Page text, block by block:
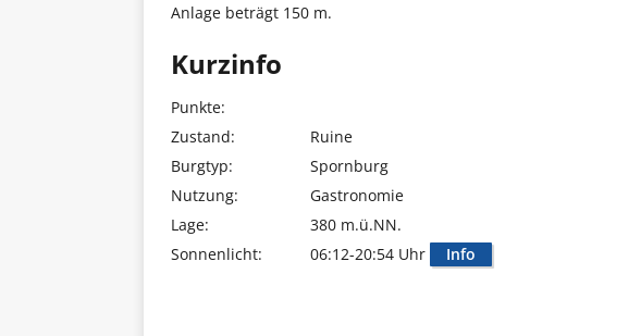
Anlage beträgt 150 m.
Kurzinfo
Punkte:
Zustand:
Ruine
Burgtyp:
Spornburg
Nutzung:
Gastronomie
Lage:
380 m.ü.NN.
Sonnenlicht:
06:12-20:54 Uhr Info